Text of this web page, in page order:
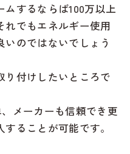
ムするならば100万以上
れでもエネルギー使用
のではないでしょう
り付けしたいところで
メーカーも信頼でき更
ることが可能です。